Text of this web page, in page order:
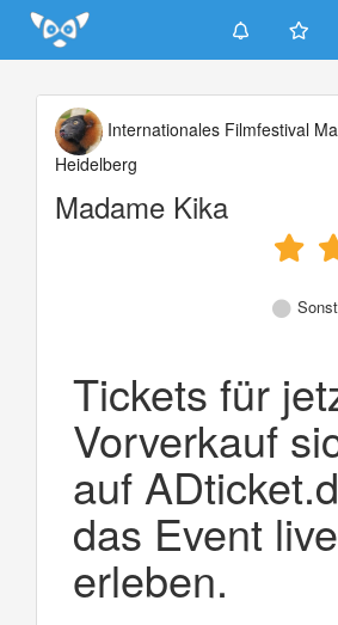
Update cookies preferences
Internationales Filmfestival
Heidelberg
Madame Kika
Tickets für
Vorverkauf
auf
das Event live
erleben.